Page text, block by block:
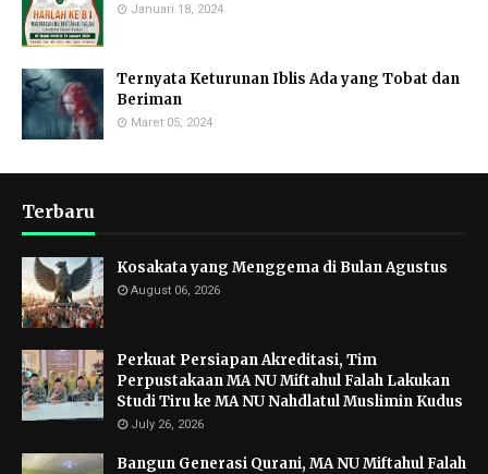
Januari 18, 2024
Ternyata Keturunan Iblis Ada yang Tobat dan
Beriman
Maret 05, 2024
Terbaru
Kosakata yang Menggema di Bulan Agustus
August 06, 2026
Perkuat Persiapan Akreditasi, Tim
Perpustakaan MA NU Miftahul Falah Lakukan
Studi Tiru ke MA NU Nahdlatul Muslimin Kudus
July 26, 2026
Bangun Generasi Qurani, MA NU Miftahul Falah